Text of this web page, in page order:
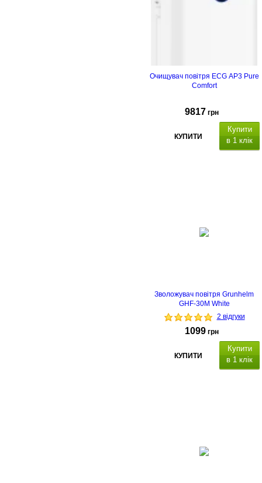
Очищувач повітря ECG AP3 Pure
Comfort
9817 грн
КУПИТИ
Купити
в 1 клік
Зволожувач повітря Grunhelm
GHF-30M White
2 відгуки
1099 грн
КУПИТИ
Купити
в 1 клік